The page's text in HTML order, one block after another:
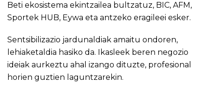
Beti ekosistema ekintzailea bultzatuz, BIC, AFM,
Sportek HUB, Eywa eta antzeko eragileei esker.
Sentsibilizazio jardunaldiak amaitu ondoren,
lehiaketaldia hasiko da. Ikasleek beren negozio
ideiak aurkeztu ahal izango dituzte, profesional
horien guztien laguntzarekin.